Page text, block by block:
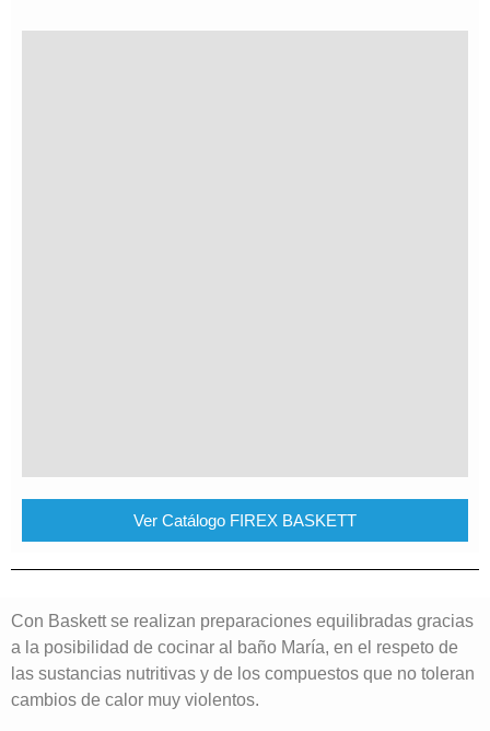
Ver Catálogo FIREX BASKETT
Con Baskett se realizan preparaciones equilibradas gracias
a la posibilidad de cocinar al baño María, en el respeto de
las sustancias nutritivas y de los compuestos que no toleran
cambios de calor muy violentos.